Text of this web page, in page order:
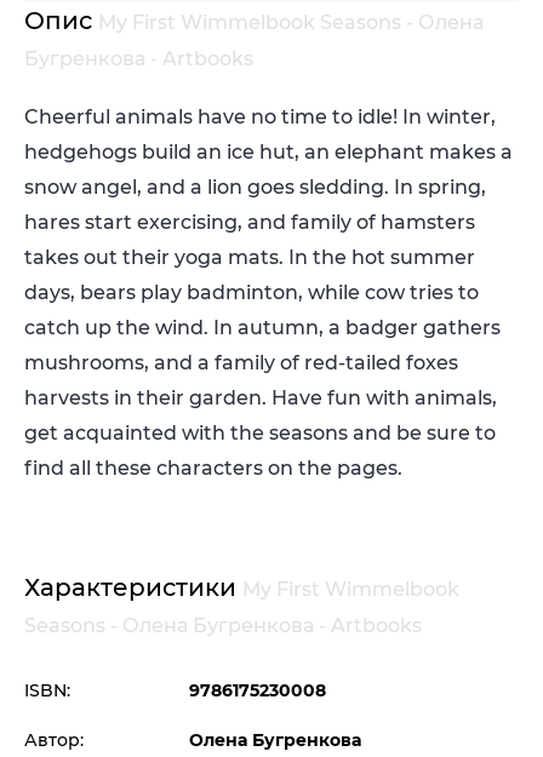
Опис My First Wimmelbook Seasons - Олена
Бугренкова - Artbooks
Cheerful animals have no time to idle! In winter,
hedgehogs build an ice hut, an elephant makes a
snow angel, and a lion goes sledding. In spring,
hares start exercising, and family of hamsters
takes out their yoga mats. In the hot summer
days, bears play badminton, while cow tries to
catch up the wind. In autumn, a badger gathers
mushrooms, and a family of red-tailed foxes
harvests in their garden. Have fun with animals,
get acquainted with the seasons and be sure to
find all these characters on the pages.
Характеристики My First Wimmelbook
Seasons - Олена Бугренкова - Artbooks
ISBN: 9786175230008
Автор: Олена Бугренкова